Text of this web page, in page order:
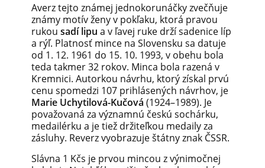
Averz tejto známej jednokorunáčky zvečňuje
známy motív ženy v pokľaku, ktorá pravou
rukou sadí lipu a v ľavej ruke drží sadenice líp
a rýľ. Platnosť mince na Slovensku sa datuje
od 1. 12. 1961 do 15. 10. 1993, v obehu bola
teda takmer 32 rokov. Minca bola razená v
Kremnici. Autorkou návrhu, ktorý získal prvú
cenu spomedzi 107 prihlásených návrhov, je
Marie Uchytilová-Kučová (1924–1989). Je
považovaná za významnú českú sochárku,
medailérku a je tiež držiteľkou medaily za
zásluhy. Reverz vyobrazuje štátny znak ČSSR.
Slávna 1 Kčs je prvou mincou z výnimočnej